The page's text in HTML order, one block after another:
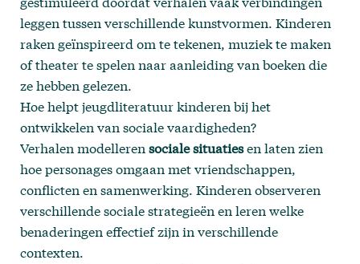
leggen tussen verschillende kunstvormen. Kinderen
raken geïnspireerd om te tekenen, muziek te maken
of theater te spelen naar aanleiding van boeken die
ze hebben gelezen.
Hoe helpt jeugdliteratuur kinderen bij het
ontwikkelen van sociale vaardigheden?
Verhalen modelleren sociale situatiesen laten zien
hoe personages omgaan met vriendschappen,
conflicten en samenwerking. Kinderen observeren
verschillende sociale strategieën en leren welke
benaderingen effectief zijn in verschillende
contexten.